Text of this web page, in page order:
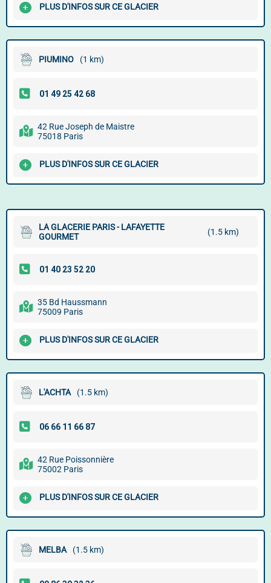
PLUS D'INFOS SUR CE GLACIER
PIUMINO (1 km)
42 Rue Joseph de Maistre
75018 Paris
PLUS D'INFOS SUR CE GLACIER
LA GLACERIE PARIS - LAFAYETTE
GOURMET
(1.5 km)
35 Bd Haussmann
75009 Paris
PLUS D'INFOS SUR CE GLACIER
L'ACHTA (1.5 km)
42 Rue Poissonnière
75002 Paris
PLUS D'INFOS SUR CE GLACIER
MELBA (1.5 km)